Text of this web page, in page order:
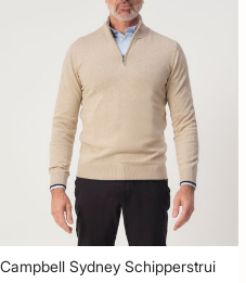
Campbell Sydney Schipperstrui